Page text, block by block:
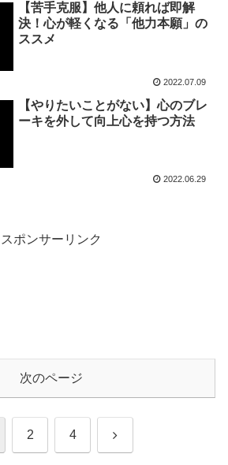
【苦手克服】他人に頼れば即解
決！心が軽くなる「他力本願」の
ススメ
2022.07.09
【やりたいことがない】心のブレ
ーキを外して向上心を持つ方法
2022.06.29
スポンサーリンク
次のページ
2 4 次